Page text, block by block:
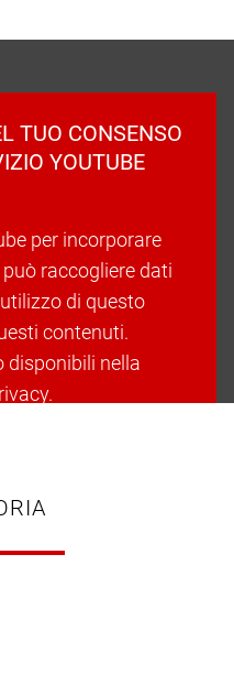
TUO CONSENSO
YOUTUBE
per incorporare
raccogliere dati
di questo
contenuti.
disponibili nella